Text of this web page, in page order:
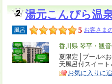
湯元こんぴら温
風呂 5 お客さま
エ
リ
ア
香川県 琴平・観
特
徴
夏限定│プール×
天風呂付スイー
お気に入りに